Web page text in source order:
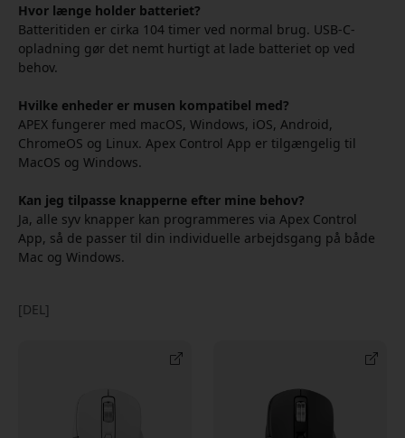
Hvor længe holder batteriet?
Batteritiden er cirka 104 timer ved normal brug. USB-C-
opladning gør det nemt hurtigt at lade batteriet op ved
behov.
Hvilke enheder er musen kompatibel med?
APEX fungerer med macOS, Windows, iOS, Android,
ChromeOS og Linux. Apex Control App er tilgængelig til
MacOS og Windows.
Kan jeg tilpasse knapperne efter mine behov?
Ja, alle syv knapper kan programmeres via Apex Control
App, så de passer til din individuelle arbejdsgang på både
Mac og Windows.
[DEL]